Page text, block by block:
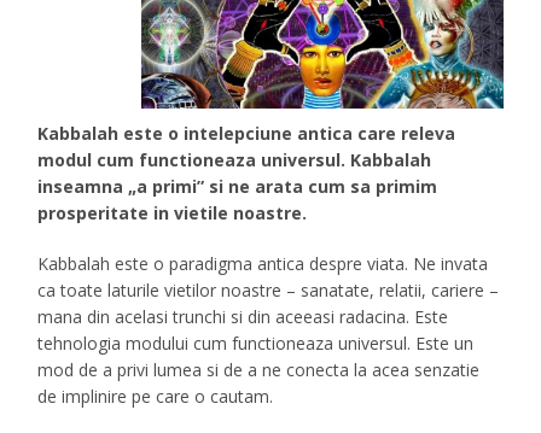
Kabbalah este o intelepciune antica care releva
modul cum functioneaza universul. Kabbalah
inseamna „a primi” si ne arata cum sa primim
prosperitate in vietile noastre.
Kabbalah este o paradigma antica despre viata. Ne invata
ca toate laturile vietilor noastre – sanatate, relatii, cariere –
mana din acelasi trunchi si din aceeasi radacina. Este
tehnologia modului cum functioneaza universul. Este un
mod de a privi lumea si de a ne conecta la acea senzatie
de implinire pe care o cautam.